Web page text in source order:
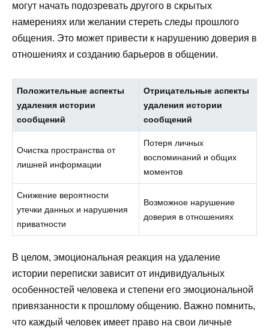
могут начать подозревать другого в скрытых
намерениях или желании стереть следы прошлого
общения. Это может привести к нарушению доверия в
отношениях и созданию барьеров в общении.
Положительные аспекты
удаления истории
сообщений
Отрицательные аспекты
удаления истории
сообщений
Очистка пространства от
лишней информации
Потеря личных
воспоминаний и общих
моментов
Снижение вероятности
утечки данных и нарушения
приватности
Возможное нарушение
доверия в отношениях
В целом, эмоциональная реакция на удаление
истории переписки зависит от индивидуальных
особенностей человека и степени его эмоциональной
привязанности к прошлому общению. Важно помнить,
что каждый человек имеет право на свои личные